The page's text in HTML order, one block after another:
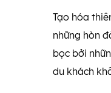
Tạo hóa
những hòn
bọc bởi
du khách